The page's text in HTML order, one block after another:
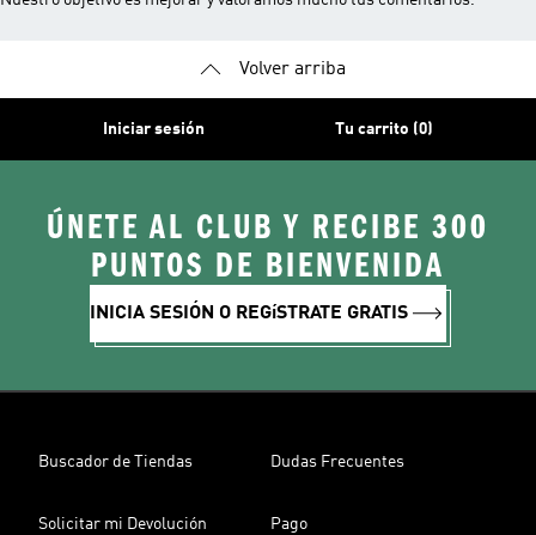
Volver arriba
Iniciar sesión Tu carrito (0)
ÚNETE AL CLUB Y RECIBE 300
PUNTOS DE BIENVENIDA
INICIA SESIÓN O REGíSTRATE GRATIS
Buscador de Tiendas Dudas Frecuentes
Solicitar mi Devolución Pago